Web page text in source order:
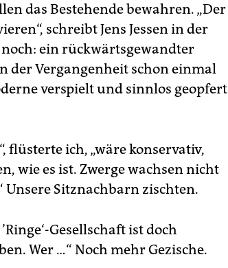
das Bestehende bewahren. „Der
schreibt Jens Jessen in der
noch: ein rückwärtsgewandter
der Vergangenheit schon einmal
verspielt und sinnlos geopfert
flüsterte ich, „wäre konservativ,
wie es ist. Zwerge wachsen nicht
Unsere Sitznachbarn zischten.
Gesellschaft ist doch
Wer …“ Noch mehr Gezische.